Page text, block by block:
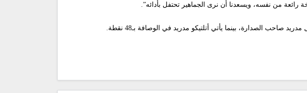
رائعة من نفسه، ويسعدنا أن نرى الجماهير تحتفل بأدائه”.